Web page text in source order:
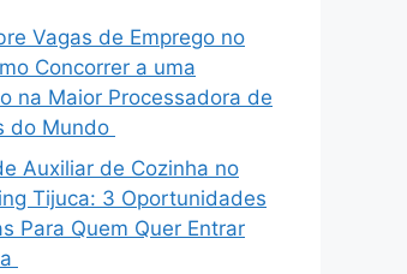
Vagas de Emprego no
Concorrer a uma
na Maior Processadora de
do Mundo
Auxiliar de Cozinha no
Tijuca: 3 Oportunidades
Para Quem Quer Entrar